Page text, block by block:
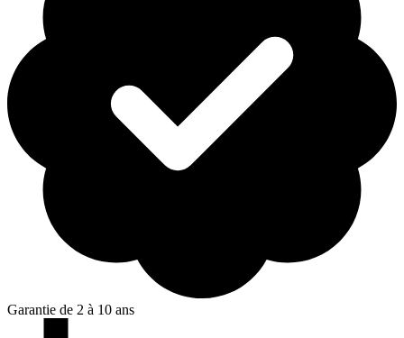
Garantie de 2 à 10 ans